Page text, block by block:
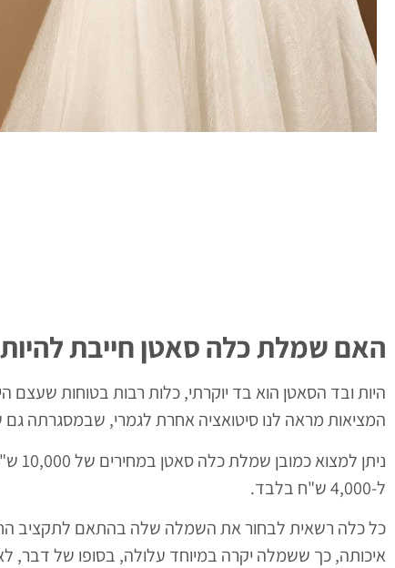
האם שמלת כלה סאטן חייבת
היות ובד הסאטן הוא בד יוקרתי, כלות רבות בטוחות
המציאות מראה לנו סיטואציה אחרת לגמרי, שבמסגרתה גם
ל-4,000 ש"ח בלבד.
כל כלה רשאית לבחור את השמלה שלה בהתאם לתקציב
איכותה, כך ששמלה יקרה במיוחד עלולה, בסופו של דבר,